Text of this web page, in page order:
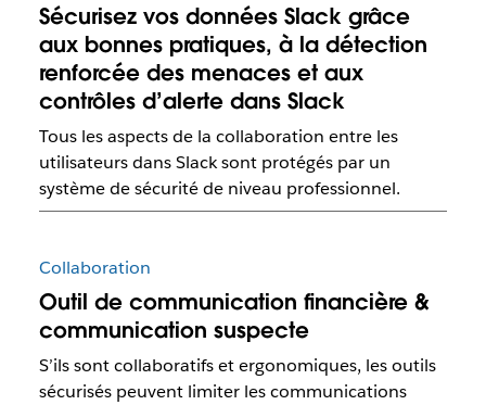
Sécurisez vos données Slack grâce
aux bonnes pratiques, à la détection
renforcée des menaces et aux
contrôles d’alerte dans Slack
Tous les aspects de la collaboration entre les
utilisateurs dans Slack sont protégés par un
système de sécurité de niveau professionnel.
Collaboration
Outil de communication financière &
communication suspecte
S’ils sont collaboratifs et ergonomiques, les outils
sécurisés peuvent limiter les communications